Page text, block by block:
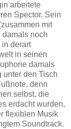
arbeitete
Spector. Sein
mit
damals noch
in derart
in seinen
damals
unter den Tisch
denn
selbst, die
erdacht wurden,
flexiblen Musik
Soundtrack.